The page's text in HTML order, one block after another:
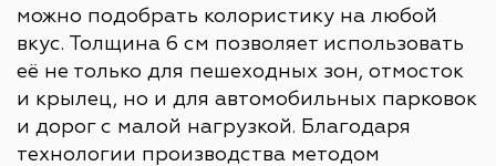
можно подобрать колористику на любой
вкус. Толщина 6 см позволяет использовать
её не только для пешеходных зон, отмосток
и крылец, но и для автомобильных парковок
и дорог с малой нагрузкой. Благодаря
технологии производства методом